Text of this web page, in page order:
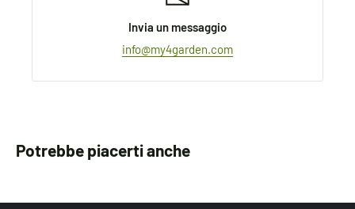
Invia un messaggio
info@my4garden.com
Potrebbe piacerti anche